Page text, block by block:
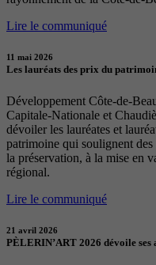
Lire le communiqué
11 mai 2026
Les lauréats des prix du
Développement Côte-de-
Capitale-Nationale et
dévoiler les lauréates et
patrimoine qui soulignent
la préservation, à la mise en
régional.
Lire le communiqué
21 avril 2026
PÈLERIN’ART 2026 dévoile ses